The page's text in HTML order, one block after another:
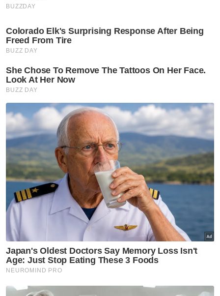
[VIDEO] Kepimpinan, buah fikiran Abdul Hadi masih
'Alhamdulillah, prosedur rawatan Abdul Hadi berjaya'
- Syahir
Politik
Kesihatan
Parlimen
Berita Paling Hangat
Artikel Disyorkan